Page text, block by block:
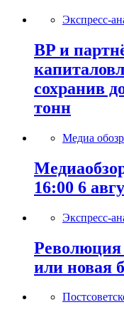
Экспресс-
BP и
сохранив
тонн
Медиа
16:00 6
Экспресс-
Революция
или новая